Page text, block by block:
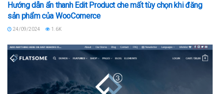
Hướng dẫn ẩn thanh Edit Product che mất tùy chọn khi đăng
sản phẩm của WooComerce
24/09/2024 1.6K